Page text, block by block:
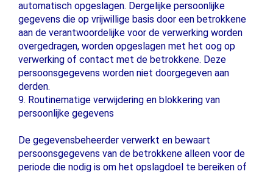
automatisch opgeslagen. Dergelijke persoonlijke
gegevens die op vrijwillige basis door een betrokkene
aan de verantwoordelijke voor de verwerking worden
overgedragen, worden opgeslagen met het oog op
verwerking of contact met de betrokkene. Deze
persoonsgegevens worden niet doorgegeven aan
derden.
9. Routinematige verwijdering en blokkering van
persoonlijke gegevens
De gegevensbeheerder verwerkt en bewaart
persoonsgegevens van de betrokkene alleen voor de
periode die nodig is om het opslagdoel te bereiken of